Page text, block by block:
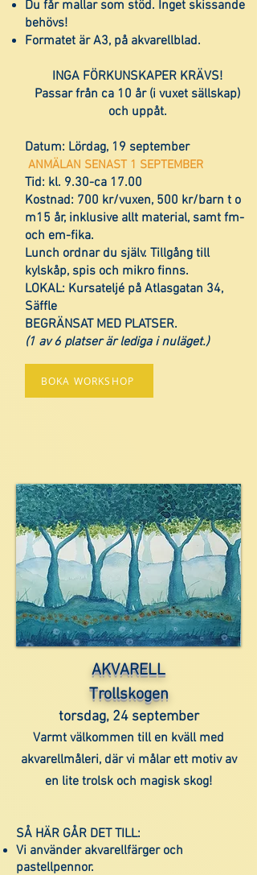
Du får mallar som stöd. Inget skissande
behövs!
Formatet är A3, på akvarellblad.
INGA FÖRKUNSKAPER KRÄVS!
Passar från ca 10 år (i vuxet sällskap)
och uppåt.
Datum: Lördag, 19 september
ANMÄLAN SENAST 1 SEPTEMBER
Tid: kl. 9.30-ca 17.00
Kostnad: 700 kr/vuxen, 500 kr/barn t o
m15 år, inklusive allt material, samt fm-
och em-fika.
Lunch ordnar du själv. Tillgång till
kylskåp, spis och mikro finns.
LOKAL: Kursateljé på Atlasgatan 34,
Säffle
BEGRÄNSAT MED PLATSER.
(1 av 6 platser är lediga i nuläget.)
BOKA WORKSHOP
AKVARELL
Trollskogen
torsdag, 24 september​
Varmt välkommen till en kväll med
akvarellmåleri, där vi målar ett motiv av
en lite trolsk och magisk skog!
SÅ HÄR GÅR DET TILL:
Vi använder akvarellfärger och
pastellpennor.